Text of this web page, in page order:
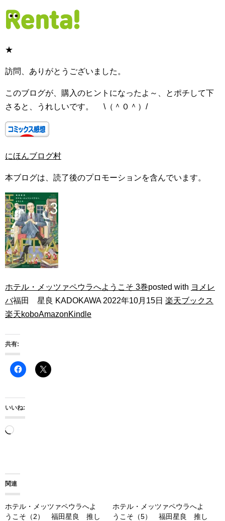
★
訪問、ありがとうございました。
このブログが、購入のヒントになったよ～、とポチして下
さると、うれしいです。 \（＾０＾）/
にほんブログ村
本ブログは、読了後のプロモーションを含んでいます。
ホテル・メッツァペウラへようこそ 3巻posted with ヨメレ
バ福田 星良 KADOKAWA 2022年10月15日 楽天ブックス
楽天koboAmazonKindle
共有:
いいね:
読
み
中…
関連
ホテル・メッツァペウラへよ
うこそ（2） 福田星良 推し
ホテル・メッツァペウラへよ
うこそ（5） 福田星良 推し